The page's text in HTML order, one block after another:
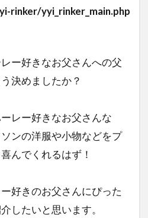
rinker/yyi_rinker_main.php
ー好きなお父さんへの父
決めましたか？
レー好きなお父さんな
ンの洋服や小物などをプ
んでくれるはず！
好きのお父さんにぴった
したいと思います。